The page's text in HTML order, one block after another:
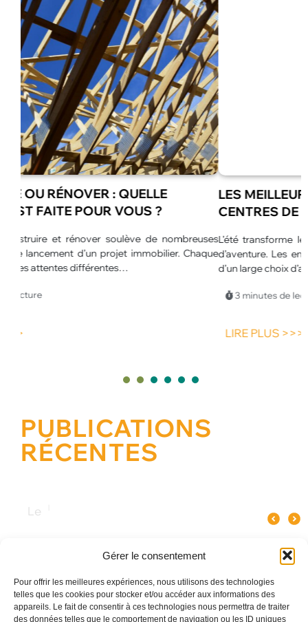
Gérer le consentement
Pour offrir les meilleures expériences, nous utilisons des technologies
telles que les cookies pour stocker et/ou accéder aux informations des
appareils. Le fait de consentir à ces technologies nous permettra de traiter
des données telles que le comportement de navigation ou les ID uniques
LES MEILLEURES ANIMATIONS POUR
CENTRES DE LOISIRS EN ÉTÉ
L’été transforme les centres de loisirs en véritables espaces
d’aventure. Les enfants profitent de journées plus longues et
d’un large choix d’activités.…
3 minutes de lecture
PUBLICATIONS
RÉCENTES
Les meilleures a
événement d’entreprise à Paris ?
du champagne ?